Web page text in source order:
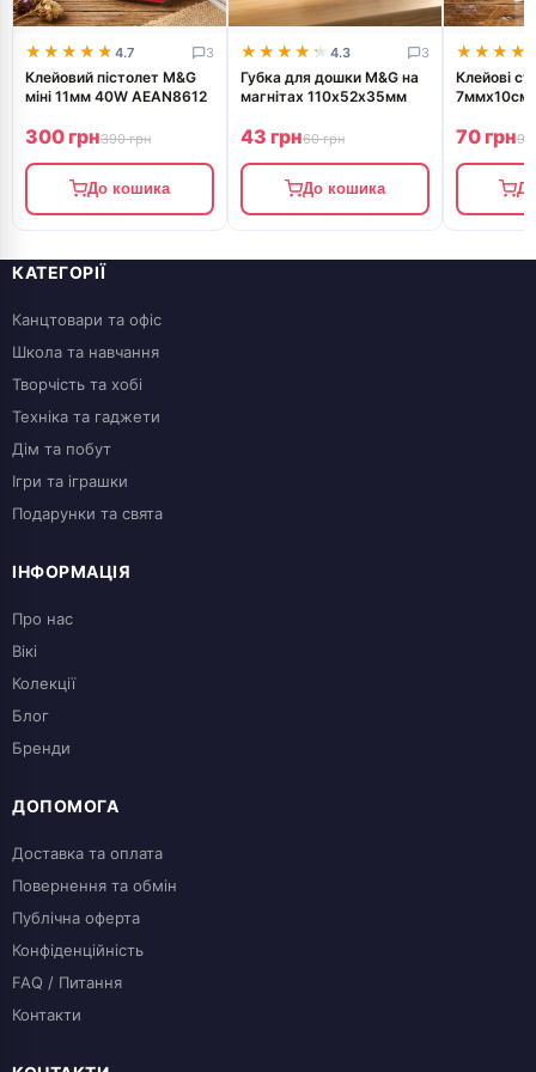
★★★★★
★★★★★ 4.7 3
Клейовий пістолет M&G
міні 11мм 40W AEAN8612
300 грн390 грн
До кошика
★★★★★
★★★★★ 4.3 3
Губка для дошки M&G на
магнітах 110х52х35мм
43 грн60 грн
До кошика
Клейові
7ммх10см
70 грн97
КАТЕГОРІЇ
Канцтовари та офіс
Школа та навчання
Творчість та хобі
Техніка та гаджети
Дім та побут
Ігри та іграшки
Подарунки та свята
ІНФОРМАЦІЯ
Про нас
Вікі
Колекції
Блог
Бренди
ДОПОМОГА
Доставка та оплата
Повернення та обмін
Публічна оферта
Конфіденційність
FAQ / Питання
Контакти